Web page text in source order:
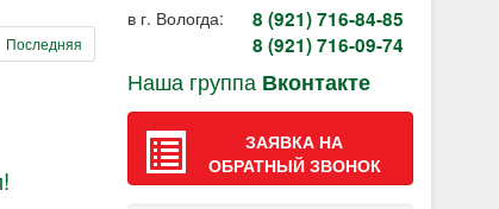
Последняя
в г. Вологда: 8 (921) 716-84-85
8 (921) 716-09-74
Наша группа Вконтакте
ЗАЯВКА НА
ОБРАТНЫЙ ЗВОНОК